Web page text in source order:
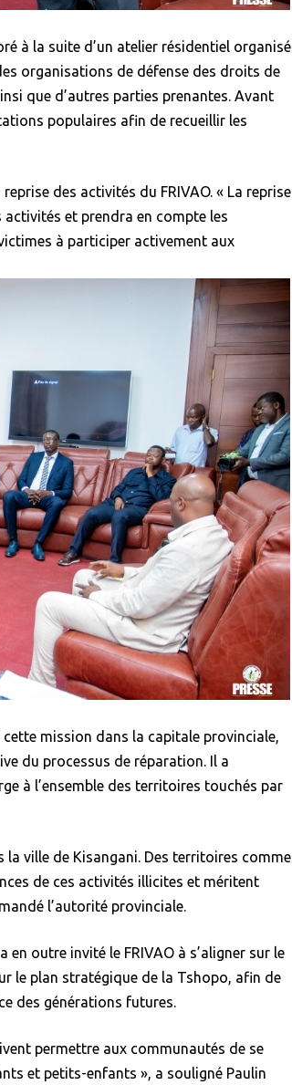
à la suite d’un atelier résidentiel organisé
organisations de défense des droits de
que d’autres parties prenantes. Avant
populaires afin de recueillir les
des activités du FRIVAO. « La reprise
activités et prendra en compte les
à participer activement aux
mission dans la capitale provinciale,
du processus de réparation. Il a
à l’ensemble des territoires touchés par
ville de Kisangani. Des territoires comme
de ces activités illicites et méritent
l’autorité provinciale.
outre invité le FRIVAO à s’aligner sur le
le plan stratégique de la Tshopo, afin de
des générations futures.
permettre aux communautés de se
et petits-enfants », a souligné Paulin